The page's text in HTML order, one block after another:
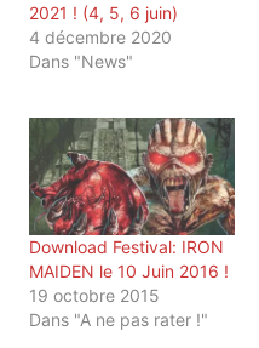
2021 ! (4, 5, 6 juin)
4 décembre 2020
Dans "News"
Download Festival: IRON
MAIDEN le 10 Juin 2016 !
19 octobre 2015
Dans "A ne pas rater !"